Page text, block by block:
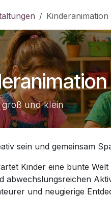
Kinderanimation
und klein
sein und gemeinsam
Kinder eine bunte
abwechslungsreichen
und neugierige